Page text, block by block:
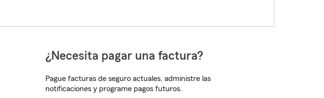
¿Necesita pagar una factura?
Pague facturas de seguro actuales, administre las
notificaciones y programe pagos futuros.